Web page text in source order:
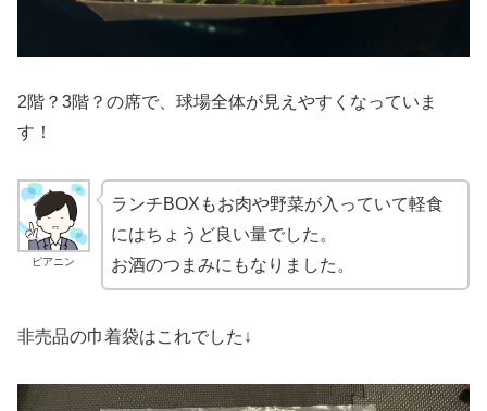
2階？3階？の席で、球場全体が見えやすくなっていま
す！
ピアニン
ランチBOXもお肉や野菜が入っていて軽食
にはちょうど良い量でした。
お酒のつまみにもなりました。
非売品の巾着袋はこれでした↓